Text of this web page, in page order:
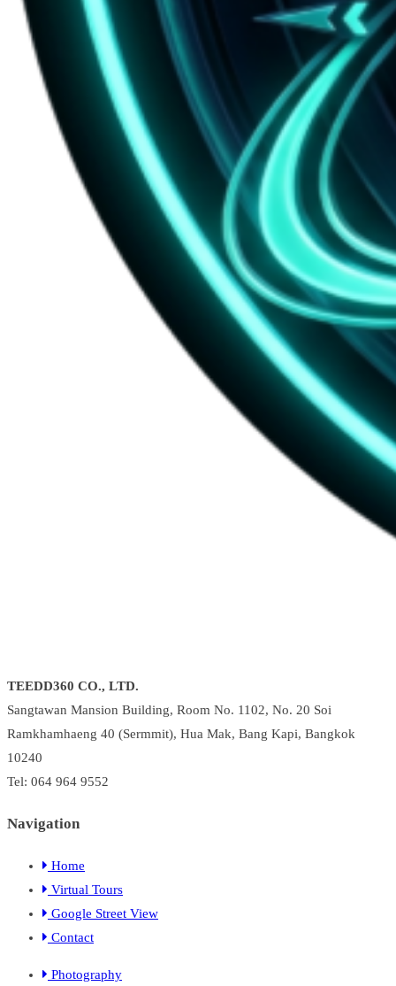
TEEDD360 CO., LTD.
Sangtawan Mansion Building, Room No. 1102, No. 20 Soi
Ramkhamhaeng 40 (Sermmit), Hua Mak, Bang Kapi, Bangkok
10240
Tel: 064 964 9552
Navigation
Home
Virtual Tours
Google Street View
Contact
Photography